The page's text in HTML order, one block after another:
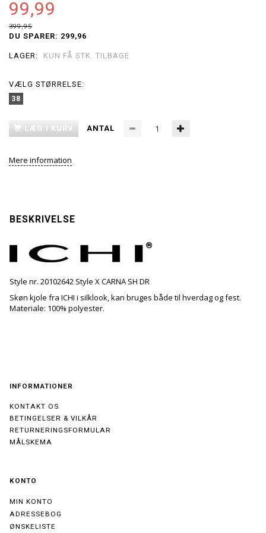
99,99
399,95
DU SPARER: 299,96
LAGER: KUN FÅ STK. TILBAGE
VÆLG STØRRELSE:
38
LÆG I KURV ANTAL
Mere information
BESKRIVELSE
Style nr. 20102642 Style X CARNA SH DR
Skøn kjole fra ICHI i silklook, kan bruges både til hverdag og fest.
Materiale: 100% polyester.
INFORMATIONER
KONTAKT OS
BETINGELSER & VILKÅR
RETURNERINGSFORMULAR
MÅLSKEMA
KONTO
MIN KONTO
ADRESSEBOG
ØNSKELISTE